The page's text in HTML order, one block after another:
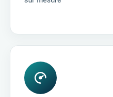
Solution d’aspiration
sur mesure